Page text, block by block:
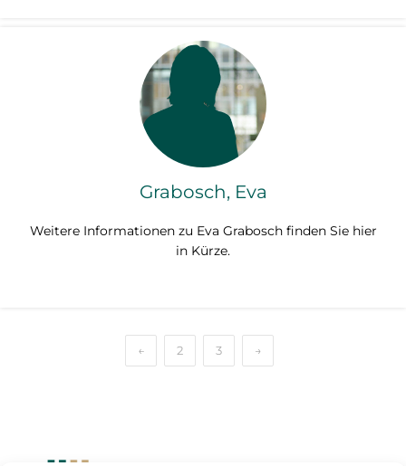
Grabosch, Eva
Weitere Informationen zu Eva Grabosch finden Sie hier
in Kürze.
← 2 3 →